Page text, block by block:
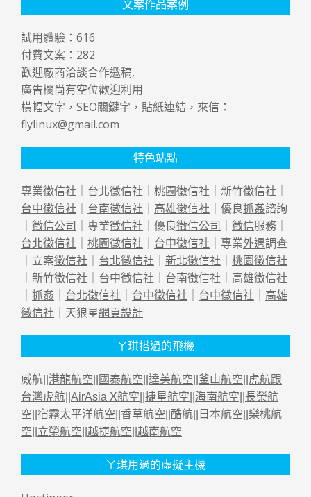
文案作品案例
試用體驗： 616
付費文案： 282
歡迎廠商洽談合作邀稿,
廣告欄尚有空位歡迎利用
橫幅文字，SEO關鍵字，貼紙連結，來信：
flylinux@gmail.com
特色站點
專業徵信社 ｜ 台北徵信社 ｜ 桃園徵信社 ｜ 新竹徵信社 ｜
台中徵信社 ｜ 台南徵信社 ｜ 高雄徵信社 ｜優良抓姦諮詢
｜ 徵信公司 ｜專業徵信社 ｜優良徵信公司 ｜ 徵信服務｜
台北徵信社 ｜ 桃園徵信社 ｜ 台中徵信社 ｜專業外遇調查
｜立案徵信社 ｜ 台北徵信社 ｜ 新北徵信社 ｜ 桃園徵信社
｜ 新竹徵信社 ｜ 台中徵信社 ｜ 台南徵信社 ｜ 高雄徵信社
｜ 抓姦 ｜ 台北徵信社 ｜ 台中徵信社 ｜ 台中徵信社 ｜ 高雄
徵信社 ｜天狼星網頁設計
ㄚ琪搭過的飛機
威航|| 港龍航空 國泰航空 達美航空 釜山航空
虎航跟
台灣虎航 AirAsia X航空 捷星航空 海南航空 長榮航
空 宿霧太平洋航空 香草航空 酷航 日本航空 樂桃航
空 立榮航空 越捷航空 越南航空
ㄚ琪用過的虛擬主機